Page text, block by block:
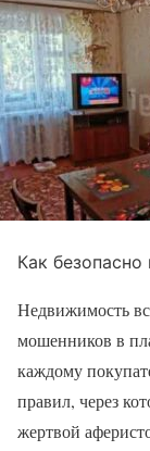
Как безопасно
Недвижимость
мошенников в
каждому
правил, через
жертвой